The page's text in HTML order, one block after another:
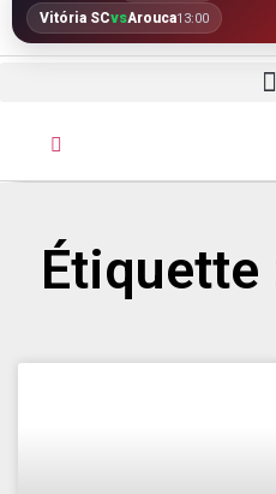
Vitória SCvsArouca13:00
Étiquette